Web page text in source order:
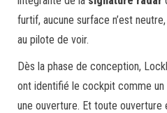
furtif, aucune surface n’est
au pilote de voir.
Dès la phase de conception,
ont identifié le cockpit comme
une ouverture. Et toute